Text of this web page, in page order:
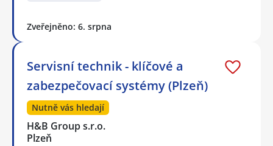
Zveřejněno: 6. srpna
Servisní technik - klíčové a
zabezpečovací systémy (Plzeň)
Nutně vás hledají
H&B Group s.r.o.
Plzeň